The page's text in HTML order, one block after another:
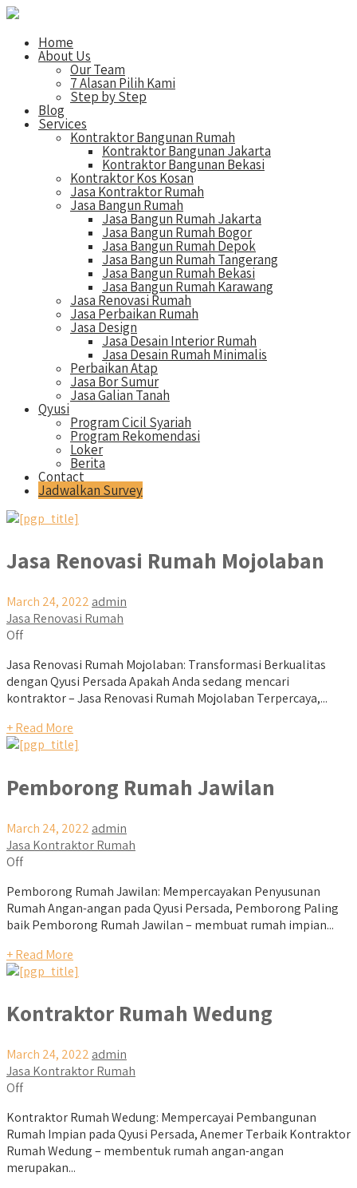
Home
About Us
Our Team
7 Alasan Pilih Kami
Step by Step
Blog
Services
Kontraktor Bangunan Rumah
Kontraktor Bangunan Jakarta
Kontraktor Bangunan Bekasi
Kontraktor Kos Kosan
Jasa Kontraktor Rumah
Jasa Bangun Rumah
Jasa Bangun Rumah Jakarta
Jasa Bangun Rumah Bogor
Jasa Bangun Rumah Depok
Jasa Bangun Rumah Tangerang
Jasa Bangun Rumah Bekasi
Jasa Bangun Rumah Karawang
Jasa Renovasi Rumah
Jasa Perbaikan Rumah
Jasa Design
Jasa Desain Interior Rumah
Jasa Desain Rumah Minimalis
Perbaikan Atap
Jasa Bor Sumur
Jasa Galian Tanah
Qyusi
Program Cicil Syariah
Program Rekomendasi
Loker
Berita
Contact
Jadwalkan Survey
Jasa Renovasi Rumah Mojolaban
March 24, 2022 admin
Jasa Renovasi Rumah
Off
Jasa Renovasi Rumah Mojolaban: Transformasi Berkualitas
dengan Qyusi Persada Apakah Anda sedang mencari
kontraktor – Jasa Renovasi Rumah Mojolaban Terpercaya,...
+ Read More
Pemborong Rumah Jawilan
March 24, 2022 admin
Jasa Kontraktor Rumah
Off
Pemborong Rumah Jawilan: Mempercayakan Penyusunan
Rumah Angan-angan pada Qyusi Persada, Pemborong Paling
baik Pemborong Rumah Jawilan – membuat rumah impian...
+ Read More
Kontraktor Rumah Wedung
March 24, 2022 admin
Jasa Kontraktor Rumah
Off
Kontraktor Rumah Wedung: Mempercayai Pembangunan
Rumah Impian pada Qyusi Persada, Anemer Terbaik Kontraktor
Rumah Wedung – membentuk rumah angan-angan
merupakan...